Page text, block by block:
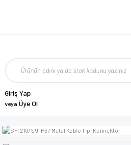
Giriş Yap
veya Üye Ol